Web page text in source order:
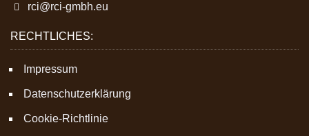
rci@rci-gmbh.eu
RECHTLICHES:
Impressum
Datenschutzerklärung
Cookie-Richtlinie